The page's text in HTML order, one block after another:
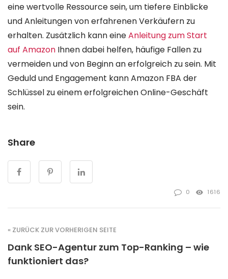
eine wertvolle Ressource sein, um tiefere Einblicke
und Anleitungen von erfahrenen Verkäufern zu
erhalten. Zusätzlich kann eineAnleitung zum Start
auf Amazon Ihnen dabei helfen, häufige Fallen zu
vermeiden und von Beginn an erfolgreich zu sein. Mit
Geduld und Engagement kann Amazon FBA der
Schlüssel zu einem erfolgreichen Online-Geschäft
sein.
Share
0 1616
« ZURÜCK ZUR VORHERIGEN SEITE
Dank SEO-Agentur zum Top-Ranking – wie
funktioniert das?